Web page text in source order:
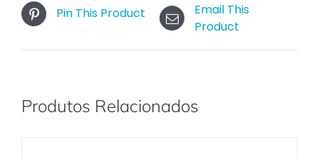
Pin This Product
Email This
Product
Produtos Relacionados